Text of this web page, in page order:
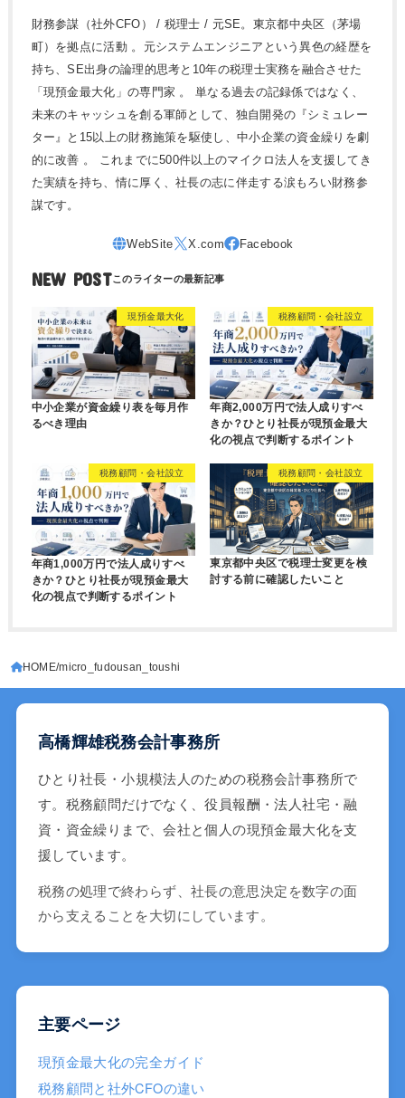
財務参謀（社外CFO） / 税理士 / 元SE。東京都中央区（茅場
町）を拠点に活動 。元システムエンジニアという異色の経歴を
持ち、SE出身の論理的思考と10年の税理士実務を融合させた
「現預金最大化」の専門家 。 単なる過去の記録係ではなく、
未来のキャッシュを創る軍師として、独自開発の『シミュレー
ター』と15以上の財務施策を駆使し、中小企業の資金繰りを劇
的に改善 。 これまでに500件以上のマイクロ法人を支援してき
た実績を持ち、情に厚く、社長の志に伴走する涙もろい財務参
謀です。
NEW POST
現預金最大化
中小企業が資金繰り表を毎月作
るべき理由
税務顧問・会社設立
年商2,000万円で法人成りすべ
きか？ひとり社長が現預金最大
化の視点で判断するポイント
税務顧問・会社設立
年商1,000万円で法人成りすべ
きか？ひとり社長が現預金最大
化の視点で判断するポイント
税務顧問・会社設立
東京都中央区で税理士変更を検
討する前に確認したいこと
HOME micro_fudousan_toushi
高橋輝雄税務会計事務所
ひとり社長・小規模法人のための税務会計事務所で
す。税務顧問だけでなく、役員報酬・法人社宅・融
資・資金繰りまで、会社と個人の現預金最大化を支
援しています。
税務の処理で終わらず、社長の意思決定を数字の面
から支えることを大切にしています。
主要ページ
現預金最大化の完全ガイド
税務顧問と社外CFOの違い